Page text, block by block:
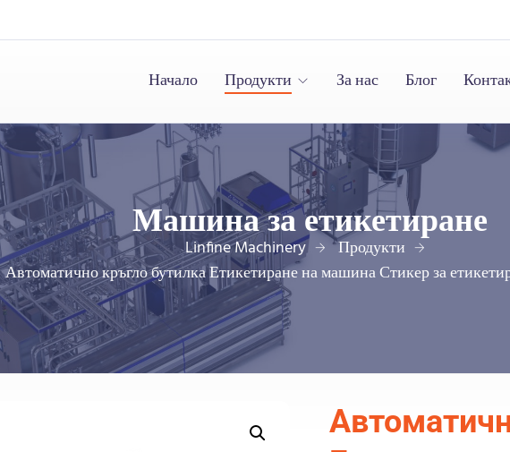
Начало Продукти За нас Блог
Машина за етикетиране
Linfine Machinery
Продукти
Автоматично кръгло бутилка Етикетиране на машина Стикер за